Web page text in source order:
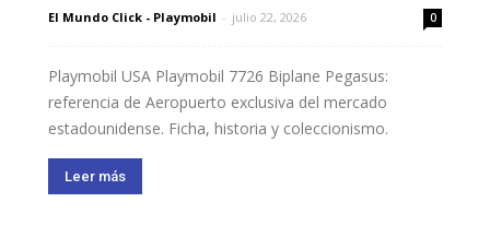
El Mundo Click - Playmobil - julio 22, 2026 0
Playmobil USA Playmobil 7726 Biplane Pegasus:
referencia de Aeropuerto exclusiva del mercado
estadounidense. Ficha, historia y coleccionismo.
Leer más